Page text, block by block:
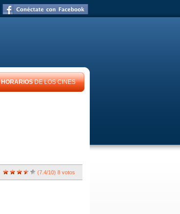
HORARIOSDE LOS CINES
(7.4/10) 8votos